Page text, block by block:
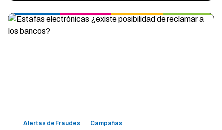
Alertas de Fraudes Campañas